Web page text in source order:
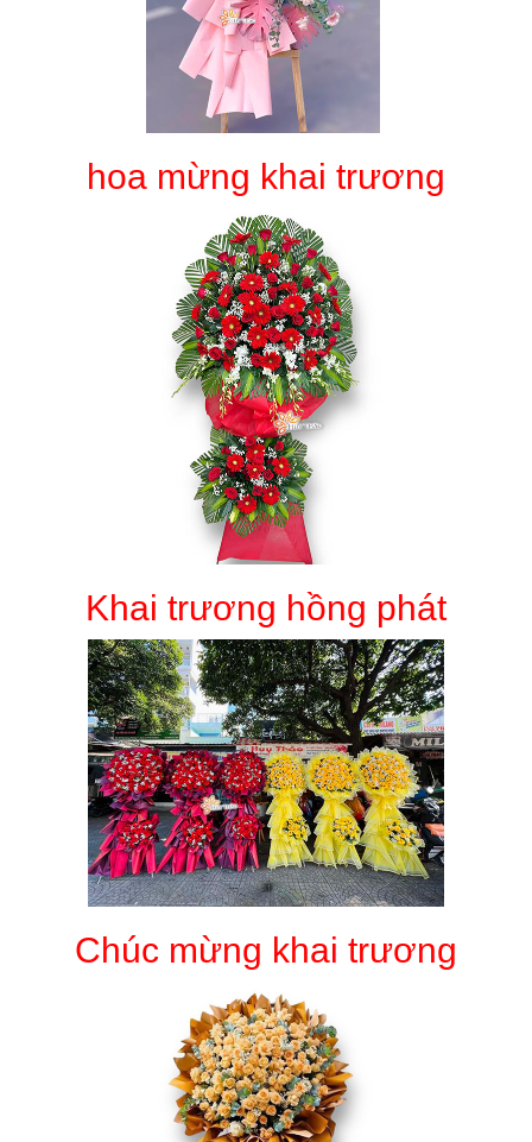
hoa mừng khai trương
Khai trương hồng phát
Chúc mừng khai trương